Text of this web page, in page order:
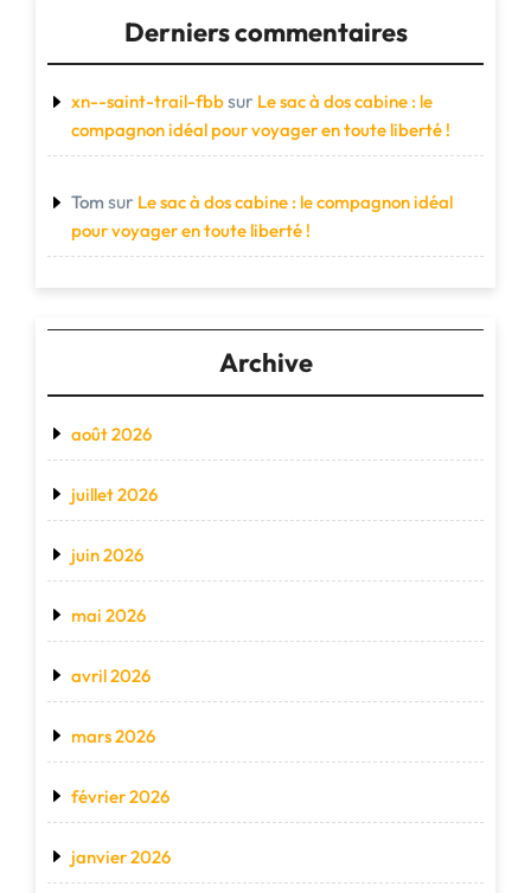
Derniers commentaires
xn--saint-trail-fbbsur Le sac à dos cabine : le
compagnon idéal pour voyager en toute liberté !
Tom sur Le sac à dos cabine : le compagnon idéal
pour voyager en toute liberté !
Archive
août 2026
juillet 2026
juin 2026
mai 2026
avril 2026
mars 2026
février 2026
janvier 2026